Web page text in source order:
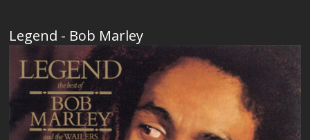
Legend - Bob Marley